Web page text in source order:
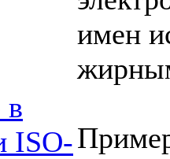
в
ISO-
имен